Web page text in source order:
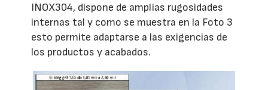
INOX304, dispone de amplias rugosidades
internas tal y como se muestra en la Foto 3
esto permite adaptarse a las exigencias de
los productos y acabados.